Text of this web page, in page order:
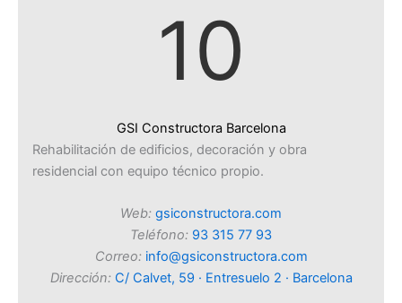
10
GSI Constructora Barcelona
Rehabilitación de edificios, decoración y obra
residencial con equipo técnico propio.
Web: gsiconstructora.com
Teléfono: 93 315 77 93
Correo: info@gsiconstructora.com
Dirección: C/ Calvet, 59 · Entresuelo 2 · Barcelona